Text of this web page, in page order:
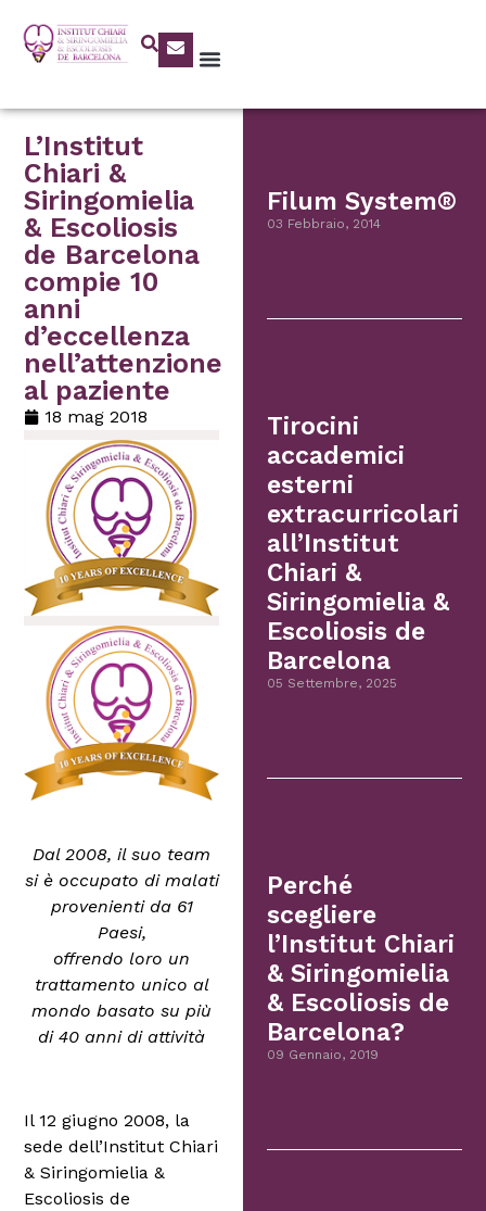
L’Institut
Chiari &
Siringomielia
& Escoliosis
de Barcelona
compie 10
anni
d’eccellenza
nell’attenzione
al paziente
18 mag 2018
Dal 2008, il suo team
si è occupato di malati
provenienti da 61
Paesi,
offrendo loro un
trattamento unico al
mondo basato su più
di 40 anni di attività
Il 12 giugno 2008, la
sede dell’Institut Chiari
& Siringomielia &
Escoliosis de
Filum System®
03 Febbraio, 2014
Tirocini
accademici
esterni
extracurricolari
all’Institut
Chiari &
Siringomielia &
Escoliosis de
Barcelona
05 Settembre, 2025
Perché
scegliere
l’Institut Chiari
& Siringomielia
& Escoliosis de
Barcelona?
09 Gennaio, 2019